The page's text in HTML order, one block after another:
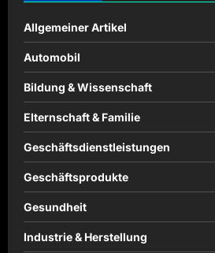
Allgemeiner Artikel
Automobil
Bildung & Wissenschaft
Elternschaft & Familie
Geschäftsdienstleistungen
Geschäftsprodukte
Gesundheit
Industrie & Herstellung